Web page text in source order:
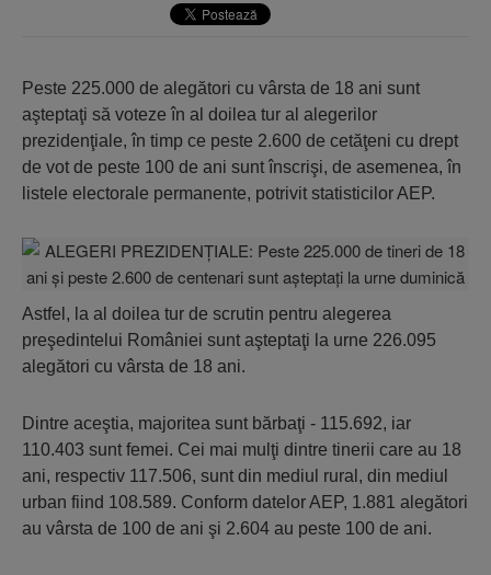
Peste 225.000 de alegători cu vârsta de 18 ani sunt
aşteptaţi să voteze în al doilea tur al alegerilor
prezidenţiale, în timp ce peste 2.600 de cetăţeni cu drept
de vot de peste 100 de ani sunt înscrişi, de asemenea, în
listele electorale permanente, potrivit statisticilor AEP.
Astfel, la al doilea tur de scrutin pentru alegerea
preşedintelui României sunt aşteptaţi la urne 226.095
alegători cu vârsta de 18 ani.
Dintre aceştia, majoritea sunt bărbaţi - 115.692, iar
110.403 sunt femei. Cei mai mulţi dintre tinerii care au 18
ani, respectiv 117.506, sunt din mediul rural, din mediul
urban fiind 108.589. Conform datelor AEP, 1.881 alegători
au vârsta de 100 de ani şi 2.604 au peste 100 de ani.